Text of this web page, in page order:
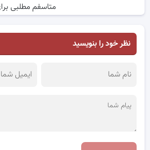
متاسفم مطلبی
نظر خود را بنویسید